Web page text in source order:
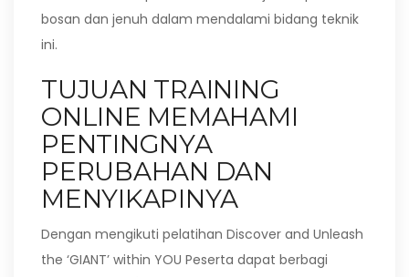
bosan dan jenuh dalam mendalami bidang teknik
ini.
TUJUAN TRAINING
ONLINE MEMAHAMI
PENTINGNYA
PERUBAHAN DAN
MENYIKAPINYA
Dengan mengikuti pelatihan Discover and Unleash
the ‘GIANT’ within YOU Peserta dapat berbagi